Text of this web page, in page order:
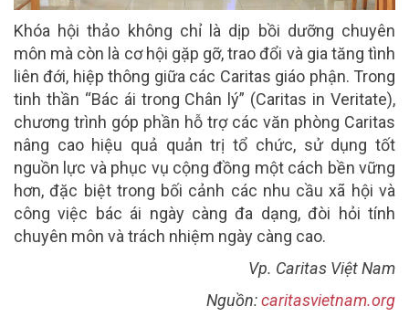
Khóa hội thảo không chỉ là dịp bồi dưỡng chuyên
môn mà còn là cơ hội gặp gỡ, trao đổi và gia tăng tình
liên đới, hiệp thông giữa các Caritas giáo phận. Trong
tinh thần “Bác ái trong Chân lý” (Caritas in Veritate),
chương trình góp phần hỗ trợ các văn phòng Caritas
nâng cao hiệu quả quản trị tổ chức, sử dụng tốt
nguồn lực và phục vụ cộng đồng một cách bền vững
hơn, đặc biệt trong bối cảnh các nhu cầu xã hội và
công việc bác ái ngày càng đa dạng, đòi hỏi tính
chuyên môn và trách nhiệm ngày càng cao.
Vp. Caritas Việt Nam
Nguồn:caritasvietnam.org